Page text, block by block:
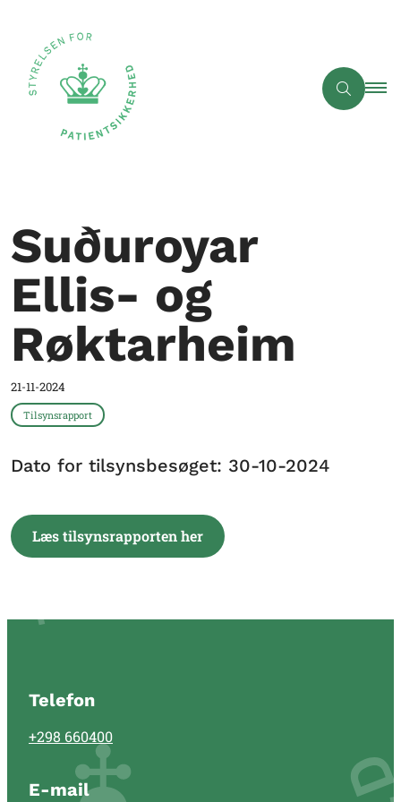
Suðuroyar
Ellis- og
Røktarheim
21-11-2024
Tilsynsrapport
Dato for tilsynsbesøget: 30-10-2024
Læs tilsynsrapporten her
Telefon
+298 660400
E-mail